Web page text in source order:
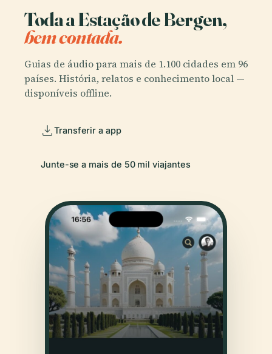
Toda a Estação de Bergen,
bem contada.
Guias de áudio para mais de 1.100 cidades em 96
países. História, relatos e conhecimento local —
disponíveis offline.
Transferir a app
Junte-se a mais de 50 mil viajantes